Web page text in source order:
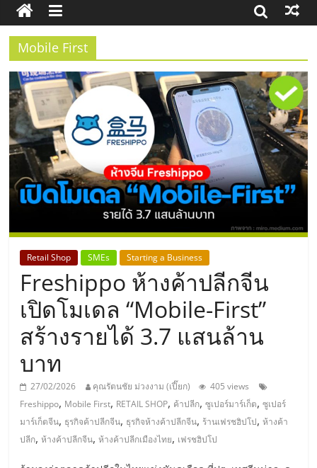
ธุรกิจ
SME
แห่ง
ประเทศไทย,
ThaiSMEsCenter,
รวม
ธุรกิจ
เอ
ส
เอ็
มอี
ไทย,
Mobile First
Retail Shop SMEs Starting a Business
Freshippo ห้างค้าปลีกจีน
เปิดโมเดล “Mobile-First”
สร้างรายได้ 3.7 แสนล้าน
บาท
27/02/2026 คุณรัตนชัย ม่วงงาม (เปี๊ยก)
405 views
Freshippo, Mobile First, RETAIL SHOP, ค้าปลีก,ซูเปอร์มาร์เก็ต,ซูเปอร์
มาร์เก็ตจีน, ธุรกิจค้าปลีกจีน, ธุรกิจห้างค้าปลีกจีน, ร้านเฟรชฮิปโป,ห้างค้า
ปลีก,ห้างค้าปลีกจีน,ห้างค้าปลีกเมืองไทย, เฟรชฮิปโป